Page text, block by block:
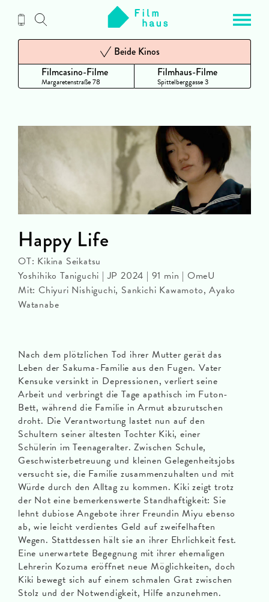
Inhalt
Filmcasino-Filme
Margaretenstraße 78
Beide Kinos
Filmhaus-Filme
Spittelberggasse 3
Nach dem plötzlichen Tod ihrer Mutter gerät das
Leben der Sakuma-Familie aus den Fugen. Vater
Kensuke versinkt in Depressionen, verliert seine
Arbeit und verbringt die Tage apathisch im Futon-
Bett, während die Familie in Armut abzurutschen
droht. Die Verantwortung lastet nun auf den
Schultern seiner ältesten Tochter Kiki, einer
Schülerin im Teenageralter. Zwischen Schule,
Geschwisterbetreuung und kleinen Gelegenheitsjobs
versucht sie, die Familie zusammenzuhalten und mit
Würde durch den Alltag zu kommen. Kiki zeigt trotz
der Not eine bemerkenswerte Standhaftigkeit: Sie
lehnt dubiose Angebote ihrer Freundin Miyu ebenso
ab, wie leicht verdientes Geld auf zweifelhaften
Wegen. Stattdessen hält sie an ihrer Ehrlichkeit fest.
Eine unerwartete Begegnung mit ihrer ehemaligen
Lehrerin Kozuma eröffnet neue Möglichkeiten, doch
Kiki bewegt sich auf einem schmalen Grat zwischen
Stolz und der Notwendigkeit, Hilfe anzunehmen.
Happy Life
OT: Kikina Seikatsu
Yoshihiko Taniguchi | JP 2024 | 91 min | OmeU
Mit: Chiyuri Nishiguchi, Sankichi Kawamoto, Ayako
Watanabe